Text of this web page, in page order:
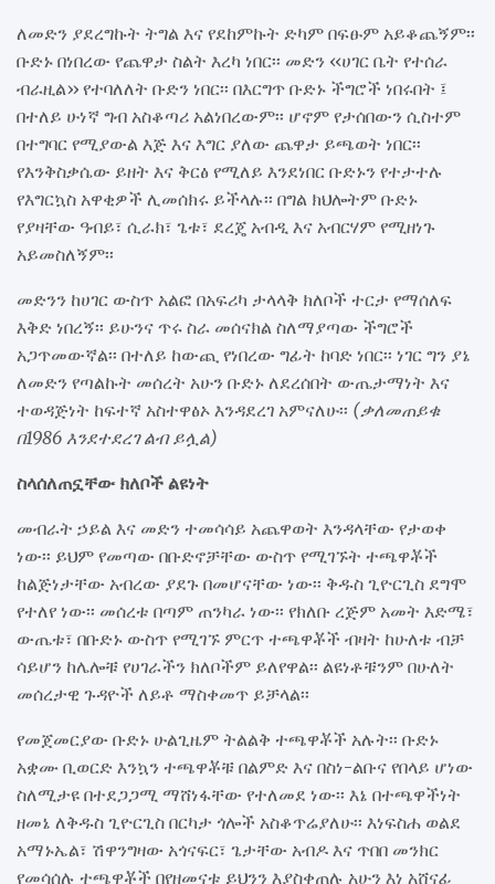
ለመድን ያደረግኩት ትግል እና የደከምኩት ድካም በፍፁም አይቆጨኝም፡፡
ቡድኑ በነበረው የጨዋታ ስልት እረካ ነበር፡፡ መድን ‹‹ሀገር ቤት የተሰራ
ብራዚል›› የተባለለት ቡድን ነበር፡፡ በእርግጥ ቡድኑ ችግሮች ነበሩበት ፤
በተለይ ሁነኛ ግብ አስቆጣሪ አልነበረውም፡፡ ሆኖም የታሰበውን ሲስተም
በተግባር የሚያውል እጅ እና እግር ያለው ጨዋታ ይጫወት ነበር፡፡
የእንቅስቃሴው ይዘት እና ቅርፅ የሚለይ እንደነበር ቡድኑን የተታተሉ
የእግርኳስ አዋቂዎች ሊመሰክሩ ይችላሉ፡፡ በግል ክህሎትም ቡድኑ
የያዛቸው ዓብይ፣ ሲራክ፣ ጌቱ፣ ደረጄ አብዲ እና አብርሃም የሚዘነጉ
አይመስለኝም፡፡
መድንን ከሀገር ውስጥ አልፎ በአፍሪካ ታላላቅ ክለቦች ተርታ የማሰለፍ
እቅድ ነበረኝ፡፡ ይሁንና ጥሩ ስራ መሰናክል ስለማያጣው ችግሮች
አጋጥመውኛል፡፡ በተለይ ከውጪ የነበረው ግፊት ከባድ ነበር፡፡ ነገር ግን ያኔ
ለመድን የጣልኩት መሰረት አሁን ቡድኑ ለደረሰበት ውጤታማነት እና
ተወዳጅነት ከፍተኛ አስተዋፅኦ እንዳደረገ አምናለሁ፡፡ (ቃለመጠይቁ
በ1986 እንደተደረገ ልብ ይሏል)
ስላሰለጠኗቸው ክለቦች ልዩነት
መብራት ኃይል እና መድን ተመሳሳይ አጨዋወት እንዳላቸው የታወቀ
ነው፡፡ ይህም የመጣው በቡድኖቻቸው ውስጥ የሚገኙት ተጫዋቾች
ከልጅነታቸው አብረው ያደጉ በመሆናቸው ነው፡፡ ቅዱስ ጊዮርጊስ ደግሞ
የተለየ ነው፡፡ መሰረቱ በጣም ጠንካራ ነው፡፡ የክለቡ ረጅም አመት እድሜ፣
ውጤቱ፣ በቡድኑ ውስጥ የሚገኙ ምርጥ ተጫዋቾች ብዛት ከሁለቱ ብቻ
ሳይሆን ከሌሎቹ የሀገራችን ክለቦችም ይለየዋል፡፡ ልዩነቶቹንም በሁለት
መሰረታዊ ጉዳዮች ለይቶ ማስቀመጥ ይቻላል፡፡
የመጀመርያው ቡድኑ ሁልጊዜም ትልልቅ ተጫዋቾች አሉት፡፡ ቡድኑ
አቋሙ ቢወርድ እንኳን ተጫዋቾቹ በልምድ እና በስነ-ልቡና የበላይ ሆነው
ስለሚታዩ በተደጋጋሚ ማሸነፋቸው የተለመደ ነው፡፡ እኔ በተጫዋችነት
ዘመኔ ለቅዱስ ጊዮርጊስ በርካታ ጎሎች አስቆጥሬያለሁ፡፡ እነፍስሐ ወልደ
አማኑኤል፣ ሽዋንግዛው አጎናፍር፣ ጌታቸው አብዶ እና ጥበበ መንክር
የመሳሰሉ ተጫዋቾች በየዘመናቱ ይህንን እያስቀጠሉ አሁን እነ አሸናፊ